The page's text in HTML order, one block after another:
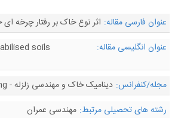
عنوان فارسی مقاله: اثر نوع خاک بر رفتار چرخه
عنوان انگلیسی مقاله:
soils
مجله/کنفرانس: دینامیک خاک و مهندسی زلزله - Soil Dynamics and Earthquake Engineering
رشته های تحصیلی مرتبط: مهندسی عمران